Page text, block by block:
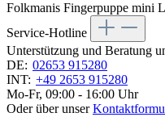
Folkmanis Fingerpuppe mini
Service-Hotline
Unterstützung und Beratung
DE: 02653 915280
INT: +49 2653 915280
Mo-Fr, 09:00 - 16:00 Uhr
Oder über unser